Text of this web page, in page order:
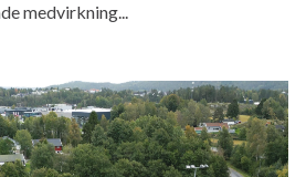
medvirkning...